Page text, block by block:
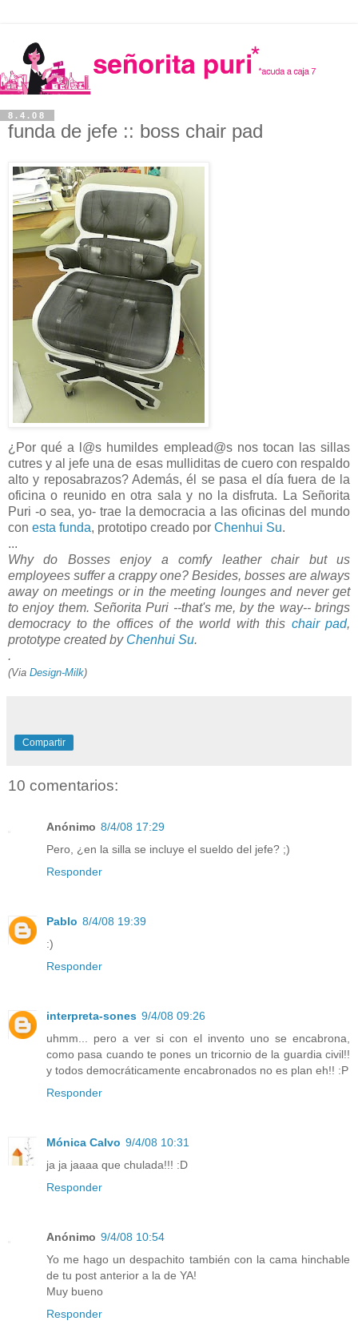
8.4.08
funda de jefe :: boss chair pad
¿Por qué a l@s humildes emplead@s nos tocan las sillas
cutres y al jefe una de esas mulliditas de cuero con respaldo
alto y reposabrazos? Además, él se pasa el día fuera de la
oficina o reunido en otra sala y no la disfruta. La Señorita
Puri -o sea, yo- trae la democracia a las oficinas del mundo
con esta funda, prototipo creado por Chenhui Su.
...
Why do Bosses enjoy a comfy leather chair but us
employees suffer a crappy one? Besides, bosses are always
away on meetings or in the meeting lounges and never get
to enjoy them. Señorita Puri --that's me, by the way-- brings
democracy to the offices of the world with this chair pad,
prototype created by Chenhui Su.
.
(Via Design-Milk)
Compartir
10 comentarios:
Anónimo 8/4/08 17:29
Pero, ¿en la silla se incluye el sueldo del jefe? ;)
Responder
Pablo 8/4/08 19:39
:)
Responder
interpreta-sones 9/4/08 09:26
uhmm... pero a ver si con el invento uno se encabrona,
como pasa cuando te pones un tricornio de la guardia civil!!
y todos democráticamente encabronados no es plan eh!! :P
Responder
Mónica Calvo 9/4/08 10:31
ja ja jaaaa que chulada!!! :D
Responder
Anónimo 9/4/08 10:54
Yo me hago un despachito también con la cama hinchable
de tu post anterior a la de YA!
Muy bueno
Responder